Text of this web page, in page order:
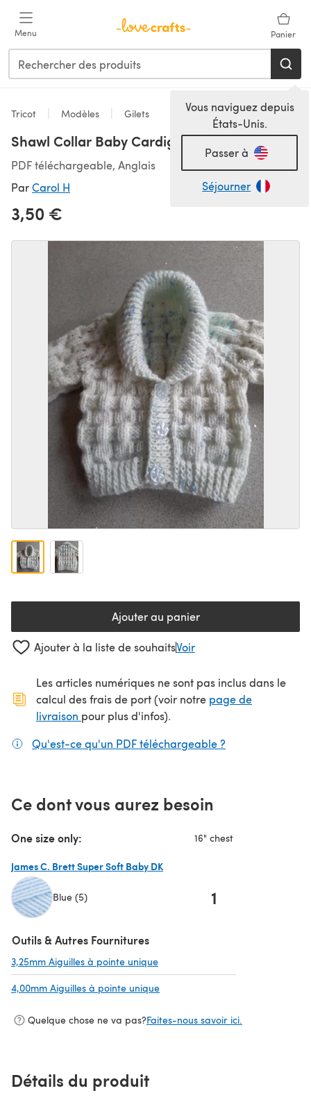
Menu Panier
Vous naviguez depuis
États-Unis.
Passer à
Séjourner
Tricot Modèles Gilets
Shawl Collar Baby Cardigan
PDF téléchargeable, Anglais
ParCarol H
3,50 €
Ajouter au panier
Ajouter à la liste de souhaitsVoir
Les articles numériques ne sont pas inclus dans le
calcul des frais de port (voir notre page de
livraison (s'ouvre dans un nouvel onglet)
pour plus d'infos).
Qu'est-ce qu'un PDF téléchargeable ?
Ce dont vous aurez besoin
One size only: 16" chest
James C. Brett Super Soft Baby DK
Blue (5) 1
Outils & Autres Fournitures
3,25mm Aiguilles à pointe unique
4,00mm Aiguilles à pointe unique
Quelque chose ne va pas?Faites-nous savoir ici.
Détails du produit